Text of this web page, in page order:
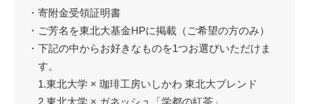
・寄附金受領証明書
・ご芳名を東北大基金HPに掲載（ご希望の方のみ）
・下記の中からお好きなものを1つお選びいただけま
す。
1.東北大学 × 珈琲工房いしかわ 東北大ブレンド
2.東北大学 × ガネッシュ「学都の紅茶」